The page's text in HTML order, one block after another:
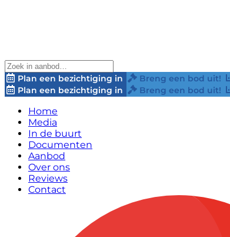
Plan een bezichtiging in Breng een bod uit!
Plan een bezichtiging in
Breng een bod uit!
Home
Media
In de buurt
Documenten
Aanbod
Over ons
Reviews
Contact